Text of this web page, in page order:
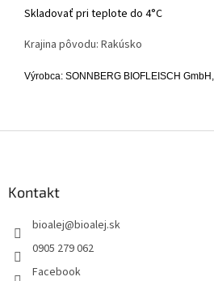
Skladovať pri teplote do 4°C
Krajina pôvodu: Rakúsko
Výrobca: SONNBERG BIOFLEISCH
Kontakt
bioalej@bioalej.sk
0905 279 062
Facebook